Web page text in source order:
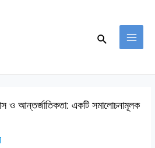
Search
ও আন্তর্জাতিকতা: একটি সমালোচনামূলক